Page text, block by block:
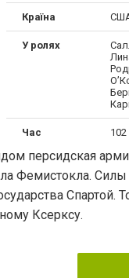
Країна
У ролях
Час
персидская
Фемистокла.
Ксерксу.